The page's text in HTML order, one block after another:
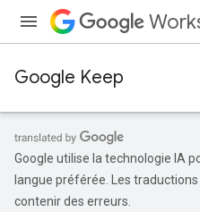
Google Keep
Google utilise la technologie IA
langue préférée. Les
contenir des erreurs.